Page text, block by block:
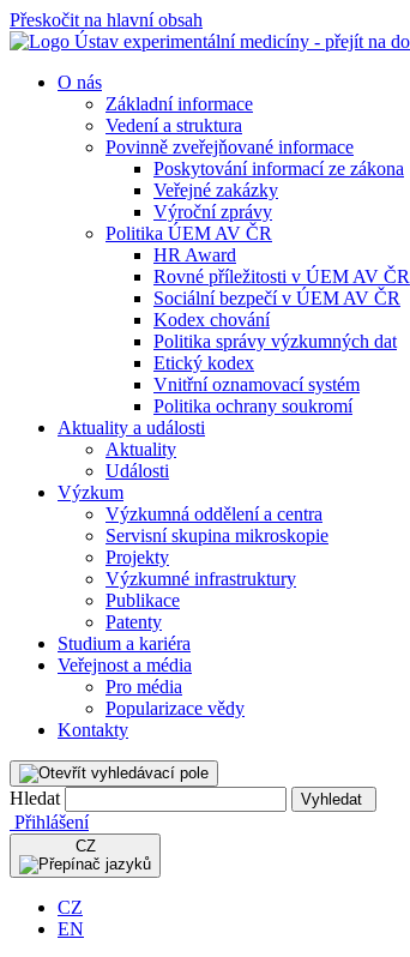
Přeskočit na hlavní obsah
O nás
Základní informace
Vedení a struktura
Povinně zveřejňované informace
Poskytování informací ze zákona
Veřejné zakázky
Výroční zprávy
Politika ÚEM AV ČR
HR Award
Rovné příležitosti v ÚEM AV ČR
Sociální bezpečí v ÚEM AV ČR
Kodex chování
Politika správy výzkumných dat
Etický kodex
Vnitřní oznamovací systém
Politika ochrany soukromí
Aktuality a události
Aktuality
Události
Výzkum
Výzkumná oddělení a centra
Servisní skupina mikroskopie
Projekty
Výzkumné infrastruktury
Publikace
Patenty
Studium a kariéra
Veřejnost a média
Pro média
Popularizace vědy
Kontakty
Hledat Vyhledat
Přihlášení
CZ
CZ
EN